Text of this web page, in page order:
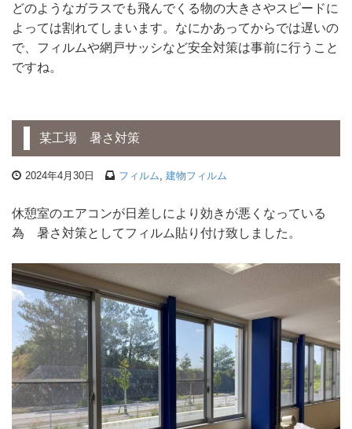
どのようなガラスでも飛んでくる物の大きさやスピードに
よっては割れてしまいます。なにかあってからでは遅いの
で、フィルムや網戸サッシなど安全対策は事前に行うこと
ですね。
某工場 暑さ対策
2024年4月30日 フィルム, 建物フィルム
休憩室のエアコンが日差しにより効きが悪くなっている
為 暑さ対策としてフィルム貼り付け致しました。